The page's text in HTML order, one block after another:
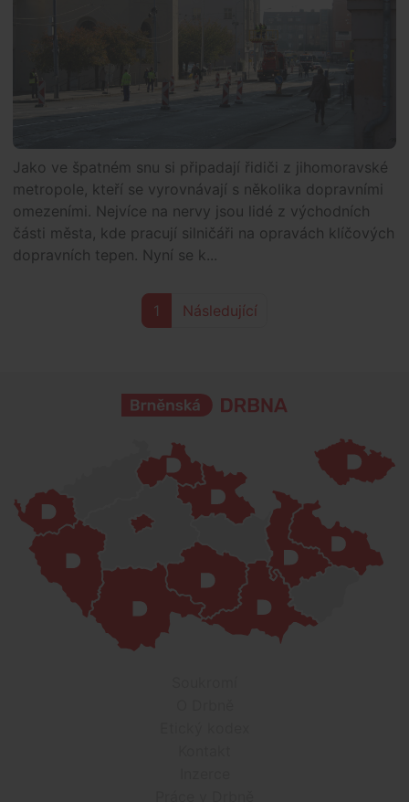
Jako ve špatném snu si připadají řidiči z jihomoravské
metropole, kteří se vyrovnávají s několika dopravními
omezeními. Nejvíce na nervy jsou lidé z východních
části města, kde pracují silničáři na opravách klíčových
dopravních tepen. Nyní se k...
1 Následující